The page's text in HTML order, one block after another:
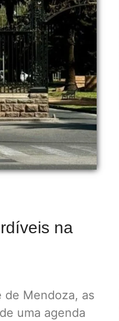
na
de Mendoza, as
uma agenda